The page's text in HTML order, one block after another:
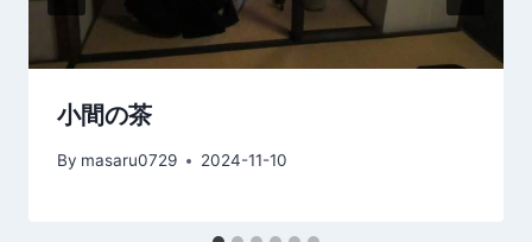
小間の茶
By masaru0729 2024-11-10